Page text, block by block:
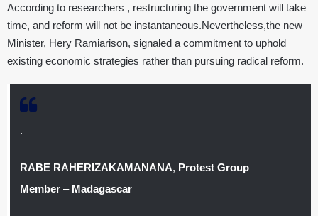
According to researchers , restructuring the government will take
time, and reform will not be instantaneous.Nevertheless,the new
Minister, Hery Ramiarison, signaled a commitment to uphold
existing economic strategies rather than pursuing radical reform.
.
RABE RAHERIZAKAMANANA, Protest Group
Member– Madagascar